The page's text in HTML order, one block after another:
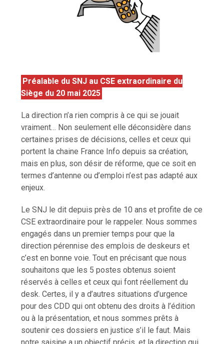
Préalable du SNJ au CSE extraordinaire du
Siège du 20 mai 2025
La direction n’a rien compris à ce qui se jouait
vraiment… Non seulement elle déconsidère dans
certaines prises de décisions, celles et ceux qui
portent la chaine France Info depuis sa création,
mais en plus, son désir de réforme, que ce soit en
termes d’antenne ou d’emploi n’est pas adapté aux
enjeux.
Le SNJ le dit depuis près de 10 ans et profite de ce
CSE extraordinaire pour le rappeler. Nous sommes
engagés dans un premier temps pour que la
direction pérennise des emplois de deskeurs et
c’est en bonne voie. Tout en précisant que nous
souhaitons que les 5 postes obtenus soient
réservés à celles et ceux qui font réellement du
desk. Certes, il y a d’autres situations d’urgence
pour des CDD qui ont obtenu des droits à l’édition
ou à la présentation, et nous sommes prêts à
soutenir ces dossiers en justice s’il le faut. Mais